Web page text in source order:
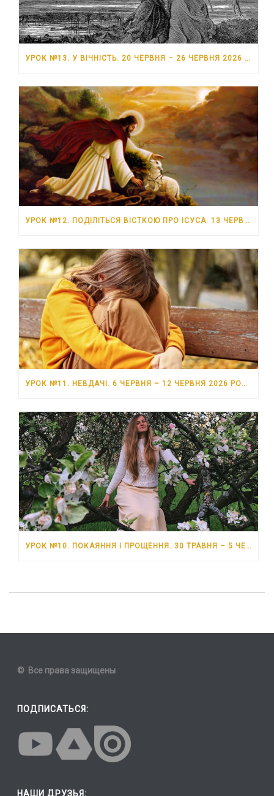
УРОК №13. У ВІЧНІСТЬ. 20 ЧЕРВНЯ – 26 ЧЕРВНЯ 2026 РОКУ
УРОК №12. ПОДІЛІТЬСЯ ВІСТКОЮ ПРО ІСУСА. 13 ЧЕРВНЯ – 19 ЧЕРВНЯ 2026 РОКУ
УРОК №11. НЕВДАЧІ. 6 ЧЕРВНЯ – 12 ЧЕРВНЯ 2026 РОКУ
УРОК №10. ПОКАЯННЯ І ПРОЩЕННЯ. 30 ТРАВНЯ – 5 ЧЕРВНЯ 2026 РОКУ
© Все права защищены
ПОДПИСАТЬСЯ:
НАШИ ДРУЗЬЯ: